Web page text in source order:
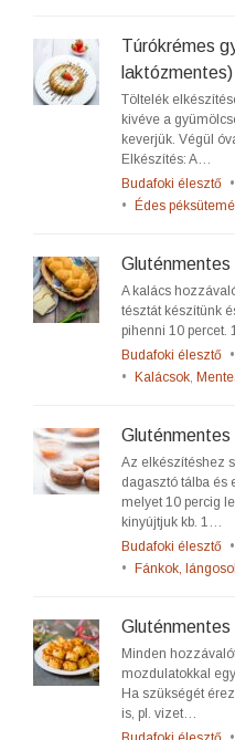
Túrókrémes
laktózmentes)
Töltelék
kivéve a
keverjük. Végül
Elkészítés: A…
Budafoki élesztő •
•
Édes
Gluténmentes
A kalács
tésztát készítünk
pihenni 10
Budafoki élesztő •
•
Kalácsok,
Gluténmentes
Az elkészítéshez
dagasztó tálba és
melyet 10 percig
kinyújtjuk kb. 1…
Budafoki élesztő •
•
Fánkok,
Minden
mozdulatokkal
Ha szükségét
is, pl. vizet…